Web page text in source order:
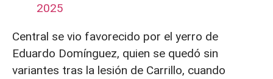
2025
Central se vio favorecido por el yerro de
Eduardo Domínguez, quien se quedó sin
variantes tras la lesión de Carrillo, cuando